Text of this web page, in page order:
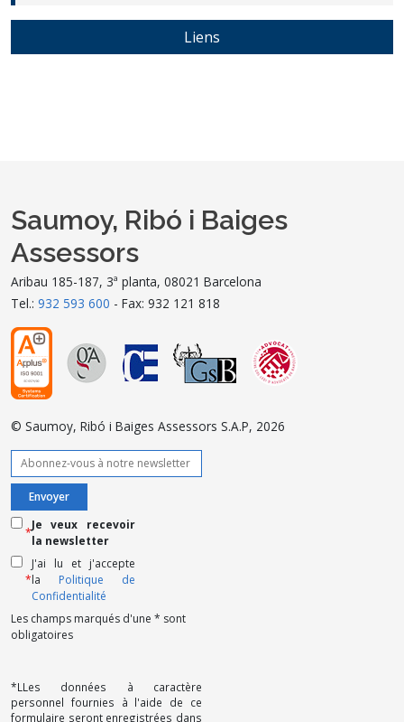
Liens
Saumoy, Ribó i Baiges
Assessors
Aribau 185-187, 3ª planta, 08021 Barcelona
Tel.: 932 593 600 - Fax: 932 121 818
© Saumoy, Ribó i Baiges Assessors S.A.P, 2026
Les champs marqués d'une * sont
obligatoires
*
Je veux recevoir
la newsletter
*
J'ai lu et j'accepte
la Politique de
Confidentialité
*LLes données à caractère
personnel fournies à l'aide de ce
formulaire seront enregistrées dans